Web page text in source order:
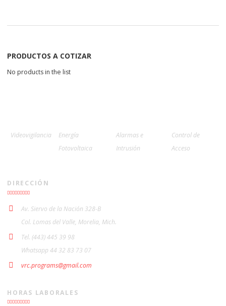
PRODUCTOS A COTIZAR
No products in the list
Videovigilancia
Energía
Fotovoltaica
Alarmas e
Intrusión
Control de
Acceso
DIRECCIÓN
Av. Siervo de la Nación 328-B
Col. Lomas del Valle, Morelia, Mich.
Tel. (443) 445 39 98
Whatsapp 44 32 83 73 07
vrc.programs@gmail.com
HORAS LABORALES